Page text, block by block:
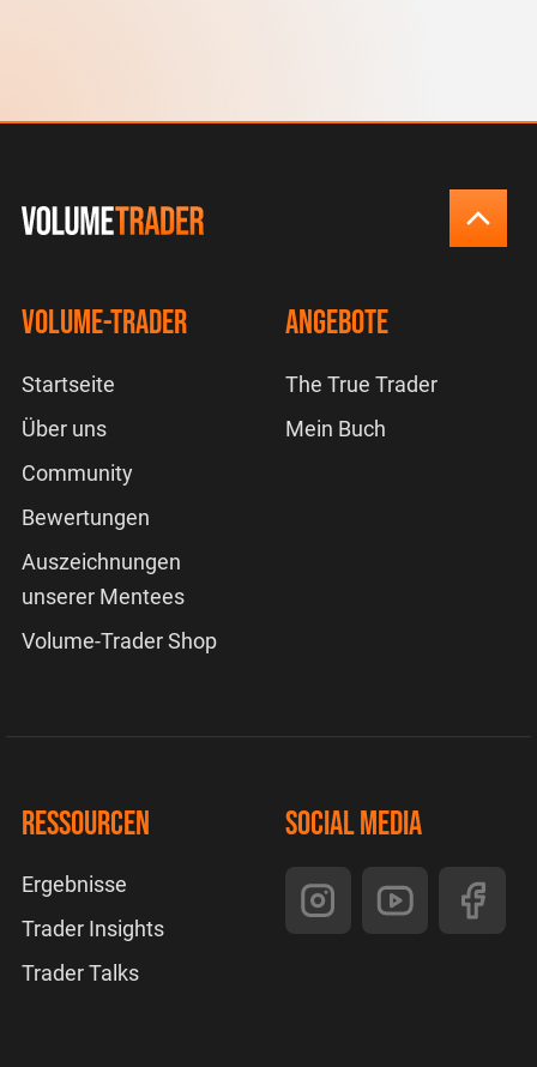
Volume-Trader
Startseite
Über uns
Community
Bewertungen
Auszeichnungen
unserer Mentees
Volume-Trader Shop
Angebote
The True Trader
Mein Buch
Ressourcen
Ergebnisse
Trader Insights
Trader Talks
Social Media